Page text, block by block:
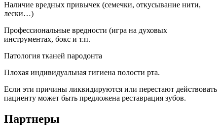
Наличие вредных привычек (семечки, откусывание нити,
лески…)
Профессиональные вредности (игра на духовых
инструментах, бокс и т.п.
Патология тканей пародонта
Плохая индивидуальная гигиена полости рта.
Если эти причины ликвидируются или перестают действовать
пациенту может быть предложена реставрация зубов.
Партнеры